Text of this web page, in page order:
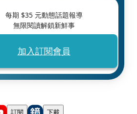
每期 $35元動態話題報導
無限閱讀解鎖新鮮事
加入訂閱會員
訂閱 下載